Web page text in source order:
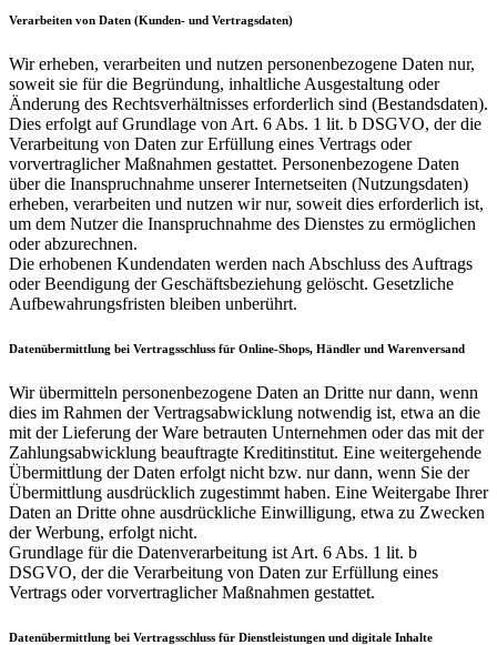
Verarbeiten von Daten (Kunden- und Vertragsdaten)
Wir erheben, verarbeiten und nutzen personenbezogene Daten nur,
soweit sie für die Begründung, inhaltliche Ausgestaltung oder
Änderung des Rechtsverhältnisses erforderlich sind (Bestandsdaten).
Dies erfolgt auf Grundlage von Art. 6 Abs. 1 lit. b DSGVO, der die
Verarbeitung von Daten zur Erfüllung eines Vertrags oder
vorvertraglicher Maßnahmen gestattet. Personenbezogene Daten
über die Inanspruchnahme unserer Internetseiten (Nutzungsdaten)
erheben, verarbeiten und nutzen wir nur, soweit dies erforderlich ist,
um dem Nutzer die Inanspruchnahme des Dienstes zu ermöglichen
oder abzurechnen.
Die erhobenen Kundendaten werden nach Abschluss des Auftrags
oder Beendigung der Geschäftsbeziehung gelöscht. Gesetzliche
Aufbewahrungsfristen bleiben unberührt.
Datenübermittlung bei Vertragsschluss für Online-Shops, Händler und Warenversand
Wir übermitteln personenbezogene Daten an Dritte nur dann, wenn
dies im Rahmen der Vertragsabwicklung notwendig ist, etwa an die
mit der Lieferung der Ware betrauten Unternehmen oder das mit der
Zahlungsabwicklung beauftragte Kreditinstitut. Eine weitergehende
Übermittlung der Daten erfolgt nicht bzw. nur dann, wenn Sie der
Übermittlung ausdrücklich zugestimmt haben. Eine Weitergabe Ihrer
Daten an Dritte ohne ausdrückliche Einwilligung, etwa zu Zwecken
der Werbung, erfolgt nicht.
Grundlage für die Datenverarbeitung ist Art. 6 Abs. 1 lit. b
DSGVO, der die Verarbeitung von Daten zur Erfüllung eines
Vertrags oder vorvertraglicher Maßnahmen gestattet.
Datenübermittlung bei Vertragsschluss für Dienstleistungen und digitale Inhalte